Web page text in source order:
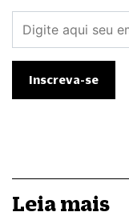
Leia mais